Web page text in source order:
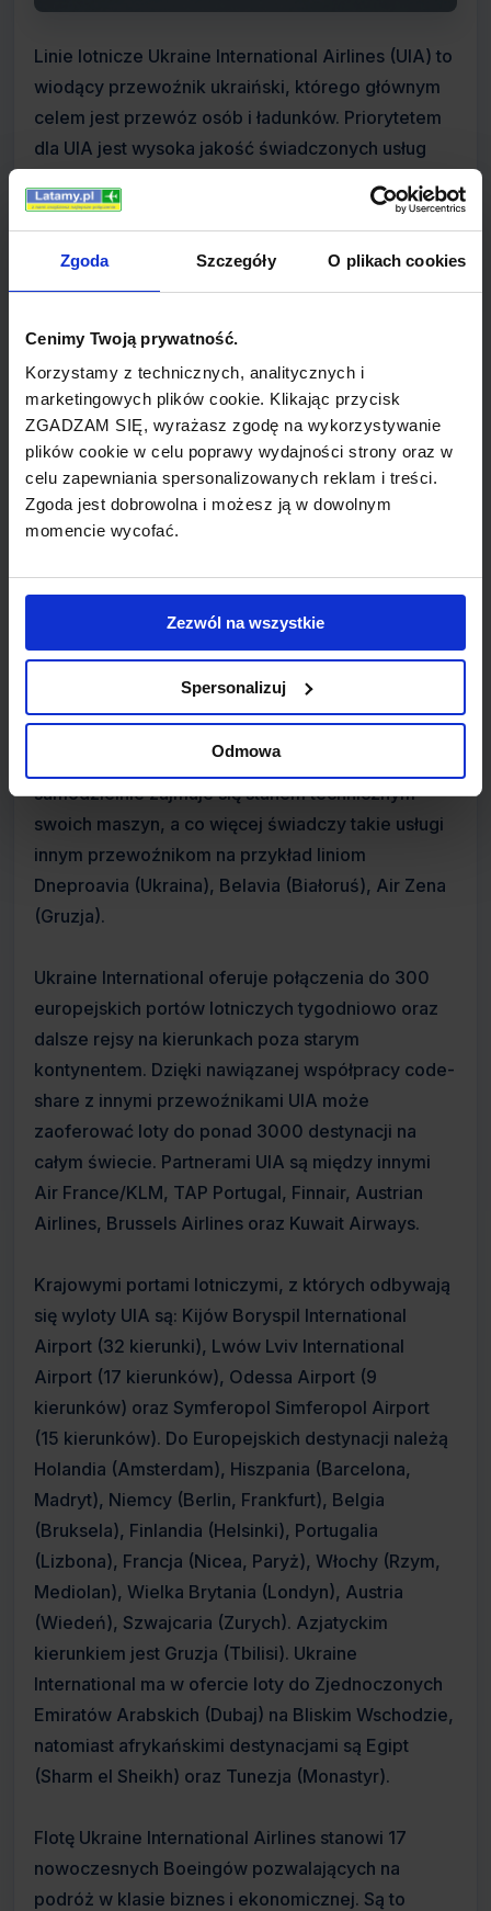
Zgoda Szczegóły O plikach cookies
Cenimy Twoją prywatność.
Korzystamy z technicznych, analitycznych i
marketingowych plików cookie. Klikając przycisk
ZGADZAM SIĘ, wyrażasz zgodę na wykorzystywanie
plików cookie w celu poprawy wydajności strony oraz w
celu zapewniania spersonalizowanych reklam i treści.
Zgoda jest dobrowolna i możesz ją w dowolnym
momencie wycofać.
Zezwól na wszystkie
Spersonalizuj
Odmowa
Linie lotnicze Ukraine International Airlines (UIA) to
wiodący przewoźnik ukraiński, którego głównym
celem jest przewóz osób i ładunków. Priorytetem
dla UIA jest wysoka jakość świadczonych usług
certyfikat bezpieczeństwa IOSA (IATA Operational
International Airlines był pierwszym
Historia Ukraine International Airlines zaczyna się w
1992 roku wraz z powstaniem spółki akcyjnej,
której udziałowcami są Państwowy Fundusz
Własnościowy Ukrainy (61,6%), linie lotnicze
Austrian Airlines (22.5%), Aer Cap (6%) oraz
Europejski Bank Odbudowy i Rozwoju (9.9%).
Siedziba Ukraine International mieści się w Kijowie
a główną bazą lotniskową jest port lotniczy
Techniczna, która zapewnia pełną obsługę
techniczną całej floty UIA. Według statystyk
Boeinga, jest to jedyny przewoźnik, który
samodzielnie zajmuje się stanem technicznym
swoich maszyn, a co więcej świadczy takie usługi
innym przewoźnikom na przykład liniom
Dneproavia (Ukraina), Belavia (Białoruś), Air Zena
(Gruzja).
Ukraine International oferuje połączenia do 300
europejskich portów lotniczych tygodniowo oraz
dalsze rejsy na kierunkach poza starym
kontynentem. Dzięki nawiązanej współpracy code-
share z innymi przewoźnikami UIA może
zaoferować loty do ponad 3000 destynacji na
całym świecie. Partnerami UIA są między innymi
Air France/KLM, TAP Portugal, Finnair, Austrian
Airlines, Brussels Airlines oraz Kuwait Airways.
Krajowymi portami lotniczymi, z których odbywają
się wyloty UIA są: Kijów Boryspil International
Airport (32 kierunki), Lwów Lviv International
Airport (17 kierunków), Odessa Airport (9
kierunków) oraz Symferopol Simferopol Airport
(15 kierunków). Do Europejskich destynacji należą
Holandia (Amsterdam), Hiszpania (Barcelona,
Madryt), Niemcy (Berlin, Frankfurt), Belgia
(Bruksela), Finlandia (Helsinki), Portugalia
(Lizbona), Francja (Nicea, Paryż), Włochy (Rzym,
Mediolan), Wielka Brytania (Londyn), Austria
(Wiedeń), Szwajcaria (Zurych). Azjatyckim
kierunkiem jest Gruzja (Tbilisi). Ukraine
International ma w ofercie loty do Zjednoczonych
Emiratów Arabskich (Dubaj) na Bliskim Wschodzie,
natomiast afrykańskimi destynacjami są Egipt
(Sharm el Sheikh) oraz Tunezja (Monastyr).
Flotę Ukraine International Airlines stanowi 17
nowoczesnych Boeingów pozwalających na
podróż w klasie biznes i ekonomicznej. Są to